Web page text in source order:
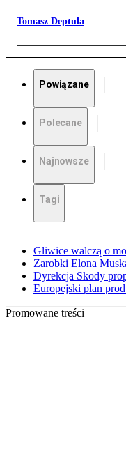
Tomasz Deptuła
Powiązane
Polecane
Najnowsze
Tagi
Gliwice walczą o
Zarobki Elona
Dyrekcja Skody
Europejski plan
Promowane treści